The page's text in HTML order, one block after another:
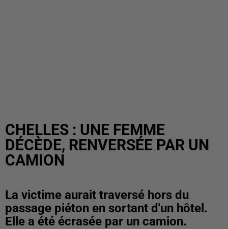
CHELLES : UNE FEMME
DÉCÈDE, RENVERSÉE PAR UN
CAMION
La victime aurait traversé hors du
passage piéton en sortant d'un hôtel.
Elle a été écrasée par un camion.